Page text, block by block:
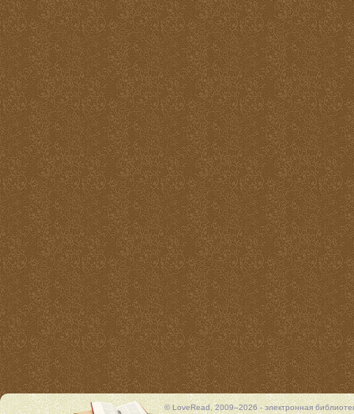
© LoveRead, 2009–2026 - электронная